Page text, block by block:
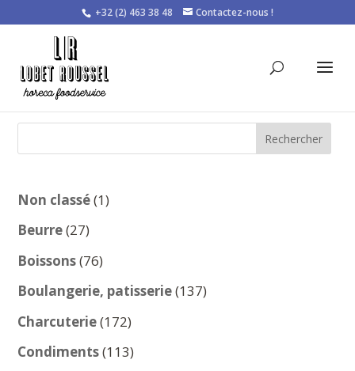
+32 (2) 463 38 48 Contactez-nous !
Rechercher
Non classé 11
Beurre 2727
produits
Boissons 7676
produits
Boulangerie, patisserie 137137
Charcuterie 172172
produits
Condiments 113113